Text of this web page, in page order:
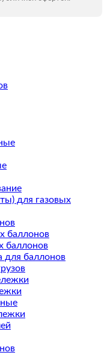
для газовых
баллонов
баллонов
для баллонов